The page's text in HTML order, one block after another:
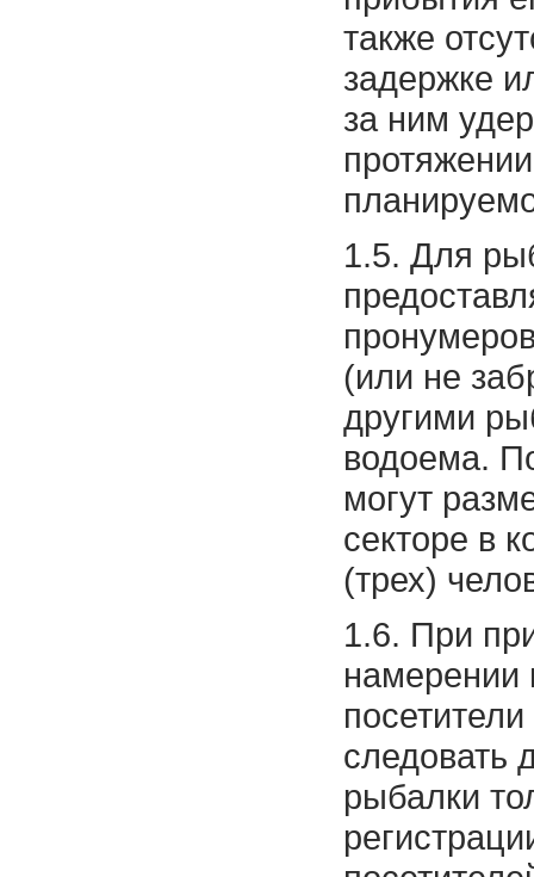
также
задержке
за ним
1.5. Для
(или не
другими
водоема.
могут
секторе в
(трех)
1.6. При
намерении
следовать
рыбалки